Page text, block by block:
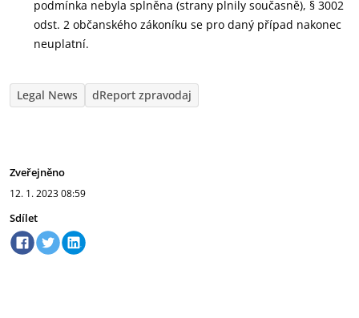
podmínka nebyla splněna (strany plnily současně), § 3002
odst. 2 občanského zákoníku se pro daný případ nakonec
neuplatní.
Legal News dReport zpravodaj
Zveřejněno
12. 1. 202308:59
Sdílet